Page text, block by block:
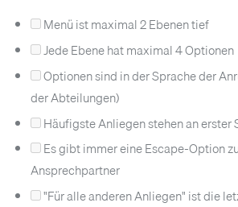
Menü ist maximal 2 Ebenen tief
Jede Ebene hat maximal 4 Optionen
Optionen sind in der Sprache der
der Abteilungen)
Häufigste Anliegen stehen an erster
Es gibt immer eine Escape-Option
Ansprechpartner
"Für alle anderen Anliegen" ist die